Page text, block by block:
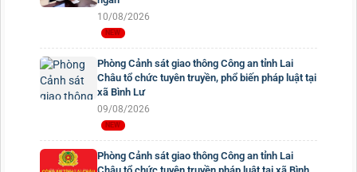
10/08/2026
Phòng Cảnh sát giao thông Công an tỉnh Lai
Châu tổ chức tuyên truyền, phổ biến pháp luật tại
xã Bình Lư
09/08/2026
Phòng Cảnh sát giao thông Công an tỉnh Lai